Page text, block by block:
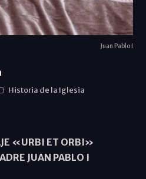
Juan Pablo I
Historia de la Iglesia
«URBI ET ORBI»
JUAN PABLO I